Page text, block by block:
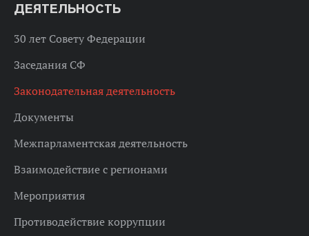
ДЕЯТЕЛЬНОСТЬ
30 лет Совету Федерации
Заседания СФ
Законодательная деятельность
Документы
Межпарламентская деятельность
Взаимодействие с регионами
Мероприятия
Противодействие коррупции